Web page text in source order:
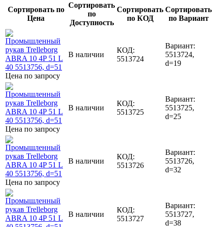
Сортировать по
Цена
Сортировать
по
Доступность
Сортировать
по КОД
Сортировать
по Вариант
Цена по запросу
В наличии
КОД:
5513724
Вариант:
5513724,
d=19
Цена по запросу
В наличии
КОД:
5513725
Вариант:
5513725,
d=25
Цена по запросу
В наличии
КОД:
5513726
Вариант:
5513726,
d=32
В наличии
КОД:
5513727
Вариант:
5513727,
d=38